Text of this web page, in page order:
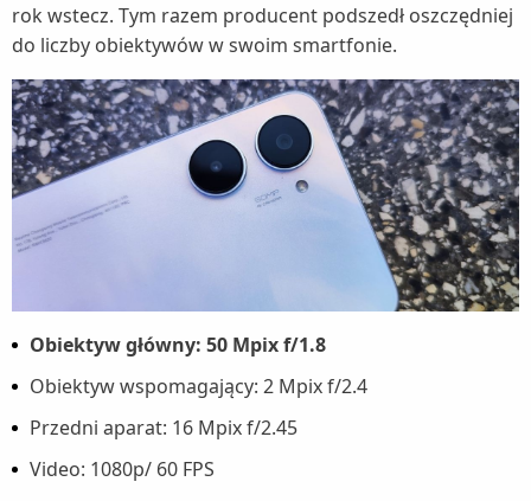
rok wstecz. Tym razem producent podszedł oszczędniej
do liczby obiektywów w swoim smartfonie.
Obiektyw główny: 50 Mpix f/1.8
Obiektyw wspomagający: 2 Mpix f/2.4
Przedni aparat: 16 Mpix f/2.45
Video: 1080p/ 60 FPS